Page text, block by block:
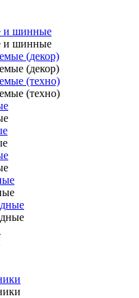
и шинные
и шинные
(декор)
(декор)
(техно)
(техно)